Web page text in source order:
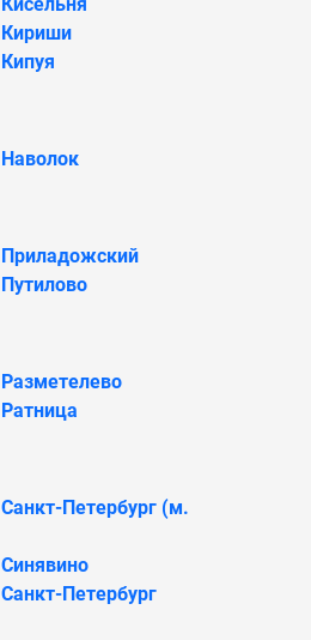
Кириши
Кипуя
Наволок
Приладожский
Путилово
Разметелево
Ратница
Санкт-Петербург (м.
Синявино
Санкт-Петербург